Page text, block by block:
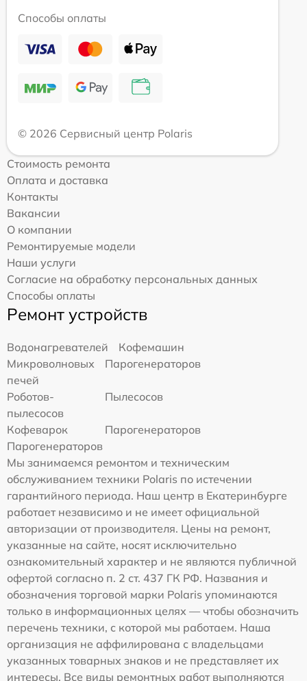
Способы оплаты
© 2026 Сервисный центр Polaris
Стоимость ремонта
Оплата и доставка
Контакты
Вакансии
О компании
Ремонтируемые модели
Наши услуги
Согласие на обработку персональных данных
Способы оплаты
Ремонт устройств
Водонагревателей
Кофемашин
Микроволновых
печей
Парогенераторов
Роботов-
пылесосов
Пылесосов
Кофеварок
Парогенераторов
Парогенераторов
Мы занимаемся ремонтом и техническим
обслуживанием техники Polaris по истечении
гарантийного периода. Наш центр в Екатеринбурге
работает независимо и не имеет официальной
авторизации от производителя. Цены на ремонт,
указанные на сайте, носят исключительно
ознакомительный характер и не являются публичной
офертой согласно п. 2 ст. 437 ГК РФ. Названия и
обозначения торговой марки Polaris упоминаются
только в информационных целях — чтобы обозначить
перечень техники, с которой мы работаем. Наша
организация не аффилирована с владельцами
указанных товарных знаков и не представляет их
интересы. Все виды ремонтных работ выполняются